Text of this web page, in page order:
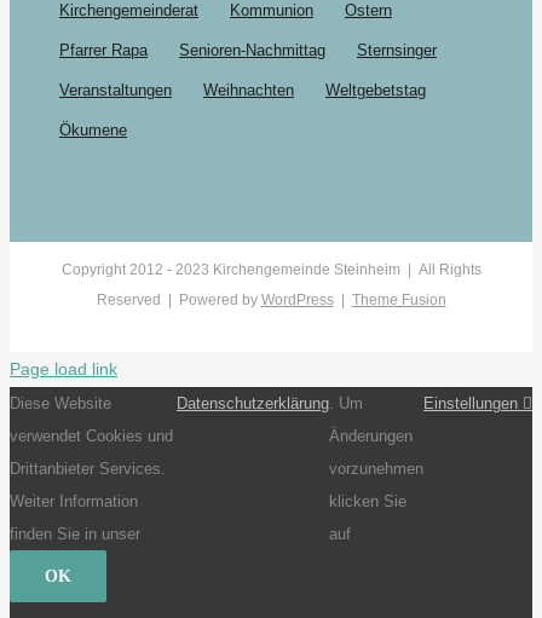
Kirchengemeinderat Kommunion Ostern
Pfarrer Rapa Senioren-Nachmittag Sternsinger
Veranstaltungen Weihnachten Weltgebetstag
Ökumene
Copyright 2012 - 2023 Kirchengemeinde Steinheim | All Rights
Reserved | Powered by WordPress| Theme Fusion
Page load link
Diese Website
verwendet Cookies und
Drittanbieter Services.
Weiter Information
finden Sie in unser
Datenschutzerklärung . Um
Änderungen
vorzunehmen
klicken Sie
auf
Einstellungen
OK